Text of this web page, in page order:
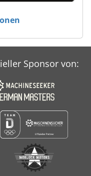
Sponsor von: